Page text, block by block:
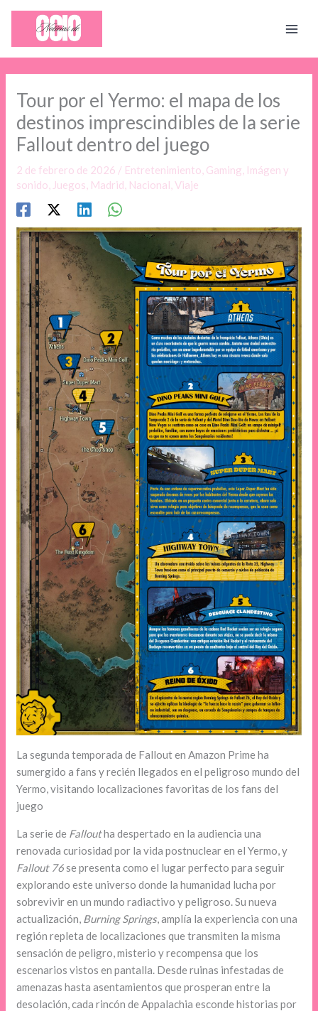
contenido
Tour por el Yermo: el mapa de los
destinos imprescindibles de la serie
Fallout dentro del juego
2 de febrero de 2026 / Entretenimiento, Gaming, Imágen y
sonido, Juegos, Madrid, Nacional,Viaje
La segunda temporada de Fallout en Amazon Prime ha
sumergido a fans y recién llegados en el peligroso mundo del
Yermo, visitando localizaciones favoritas de los fans del
juego
La serie de Falloutha despertado en la audiencia una
renovada curiosidad por la vida postnuclear en el Yermo, y
Fallout 76se presenta como el lugar perfecto para seguir
explorando este universo donde la humanidad lucha por
sobrevivir en un mundo radiactivo y peligroso. Su nueva
actualización, Burning Springs, amplía la experiencia con una
región repleta de localizaciones que transmiten la misma
sensación de peligro, misterio y recompensa que los
escenarios vistos en pantalla. Desde ruinas infestadas de
amenazas hasta asentamientos que prosperan entre la
desolación, cada rincón de Appalachia esconde historias por